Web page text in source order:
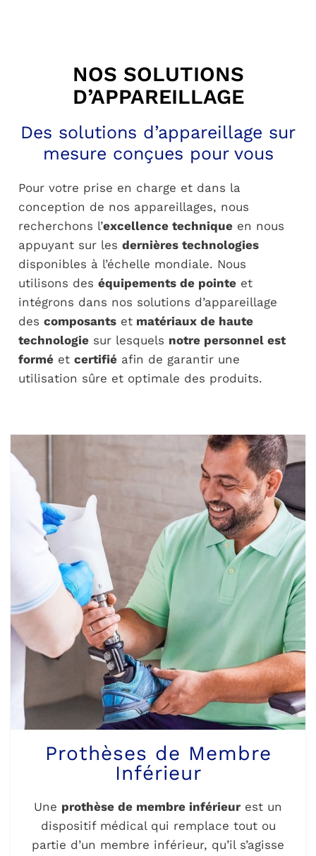
NOS SOLUTIONS
D’APPAREILLAGE
Des solutions d’appareillage sur
mesure conçues pour vous
Pour votre prise en charge et dans la
conception de nos appareillages, nous
recherchons l’excellence technique en nous
appuyant sur lesdernières technologies
disponibles à l’échelle mondiale. Nous
utilisons deséquipements de pointe et
intégrons dans nos solutions d’appareillage
descomposants et matériaux de haute
technologie sur lesquels notre personnel est
formé etcertifié afin de garantir une
utilisation sûre et optimale des produits.
Prothèses de Membre
Inférieur
Une prothèse de membre inférieur est un
dispositif médical qui remplace tout ou
partie d’un membre inférieur, qu’il s’agisse